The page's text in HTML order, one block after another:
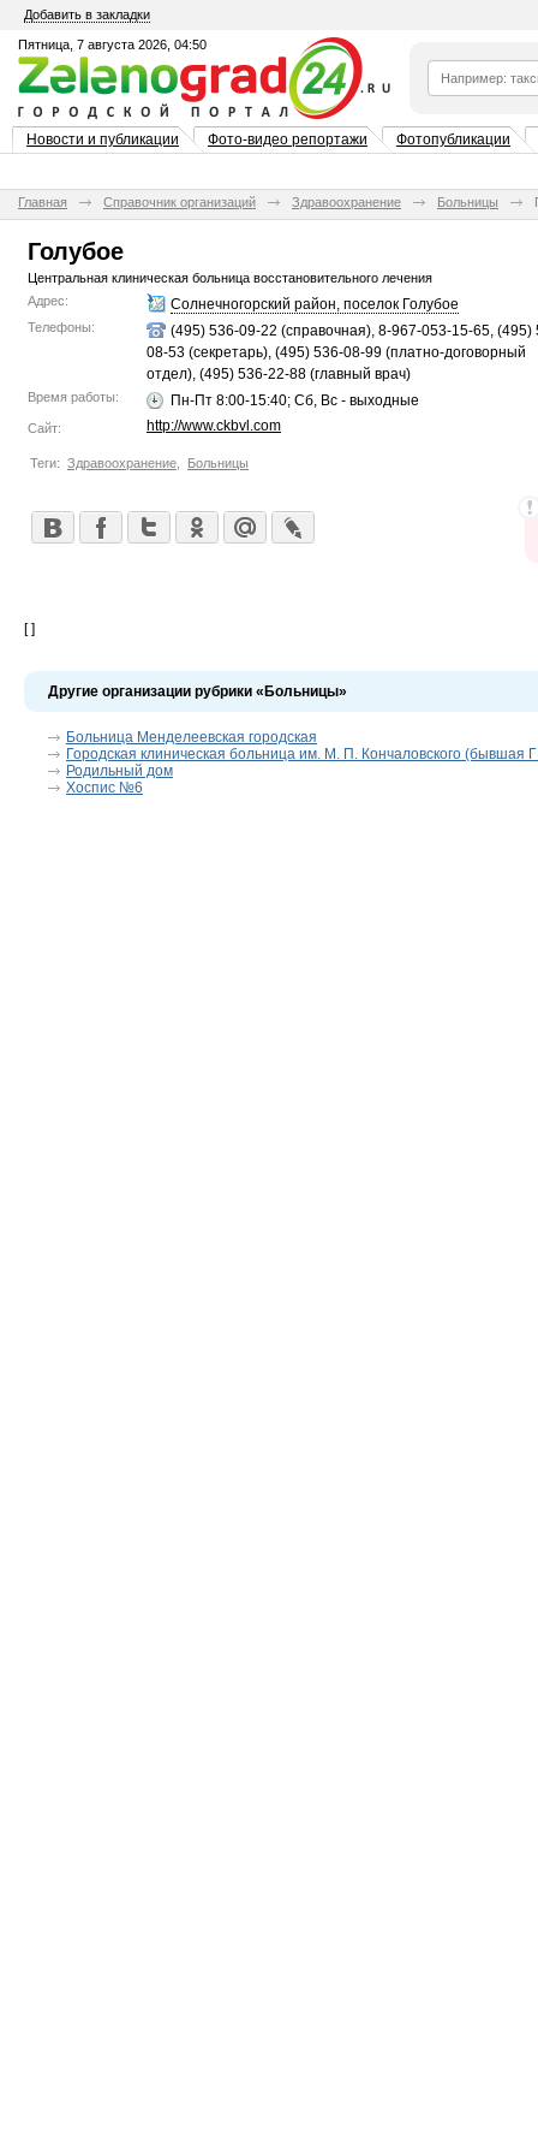
Добавить в закладки
Пятница, 7 августа 2026, 04:50
Новости и публикации Фото-видео репортажи Фотопубликации
Главная Справочник организаций Здравоохранение Больницы
Голубое
Центральная клиническая больница восстановительного лечения
Адрес:
Солнечногорский район, поселок Голубое
Телефоны:
(495) 536-09-22 (справочная), 8-967-053-15-65, (495)
08-53 (секретарь), (495) 536-08-99 (платно-договорный
отдел), (495) 536-22-88 (главный врач)
Время работы: Пн-Пт 8:00-15:40; Сб, Вс - выходные
Сайт: http://www.ckbvl.com
Теги: Здравоохранение Больницы
[ ]
Другие организации рубрики «Больницы»
Больница Менделеевская городская
Городская клиническая больница им. М. П. Кончаловского (бывшая
Родильный дом
Хоспис №6